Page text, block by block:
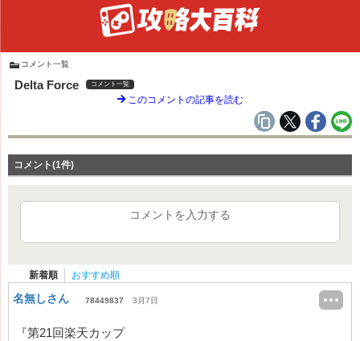
コメント一覧
Delta Force コメント一覧
このコメントの記事を読む
コメント(1件)
コメントを入力する
新着順 おすすめ順
名無しさん 78449837 3月7日
『第21回楽天カップ